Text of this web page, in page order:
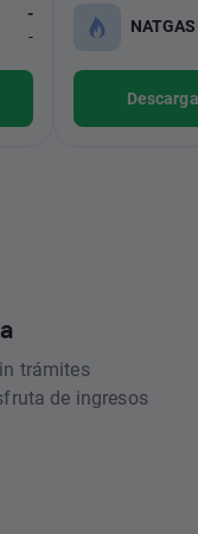
-
-
NATGAS
trámites
de ingresos